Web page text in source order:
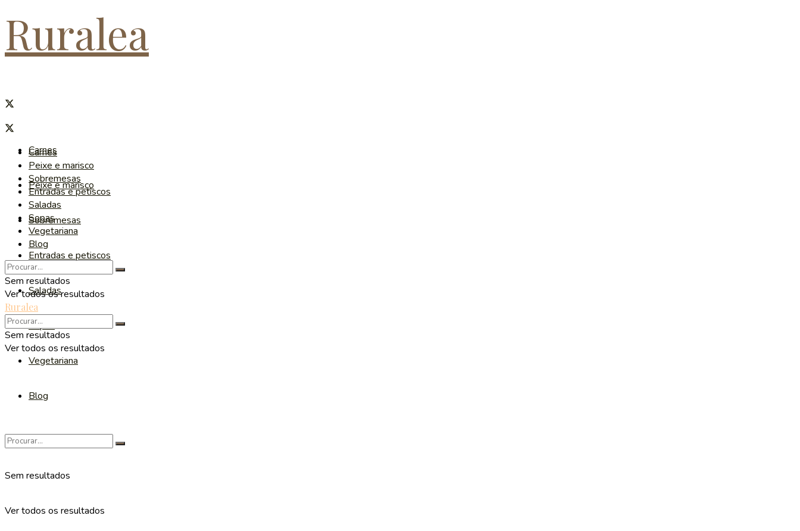
Ruralea
Carnes
Peixe e marisco
Sobremesas
Entradas e petiscos
Saladas
Sopas
Vegetariana
Blog
Sem resultados
Ver todos os resultados
Carnes
Peixe e marisco
Sobremesas
Entradas e petiscos
Saladas
Sopas
Vegetariana
Blog
Sem resultados
Ver todos os resultados
Ruralea
Sem resultados
Ver todos os resultados